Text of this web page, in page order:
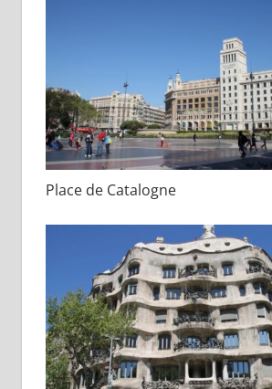
Place de Catalogne